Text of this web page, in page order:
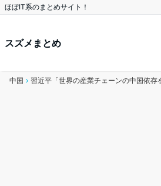
ほぼIT系のまとめサイト！
スズメまとめ
中国